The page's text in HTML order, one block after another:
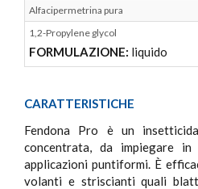
Alfacipermetrina pura
1,2-Propylene glycol
FORMULAZIONE: liquido
CARATTERISTICHE
Fendona Pro è un
concentrata, da impiegare
applicazioni puntiformi. È
volanti e striscianti quali